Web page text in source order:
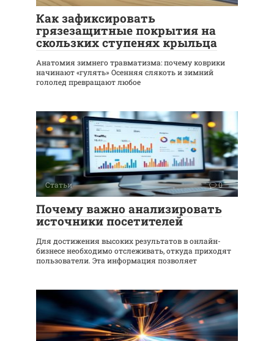
Как зафиксировать
грязезащитные покрытия на
скользких ступенях крыльца
Анатомия зимнего травматизма: почему коврики
начинают «гулять» Осенняя слякоть и зимний
гололед превращают любое
Статьи 0
Почему важно анализировать
источники посетителей
Для достижения высоких результатов в онлайн-
бизнесе необходимо отслеживать, откуда приходят
пользователи. Эта информация позволяет